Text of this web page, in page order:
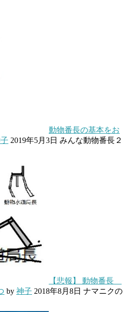
動物番長の基本をお
2019年5月3日 みんな動物番長２
【悲報】 動物番長
by 神子 2018年8月8日 ナマニクの